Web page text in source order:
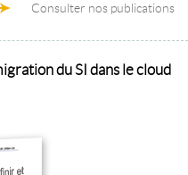
Consulter nos publications
du SI dans le cloud